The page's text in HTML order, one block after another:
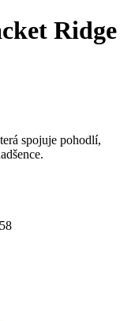
Ridge
spojuje pohodlí,
58